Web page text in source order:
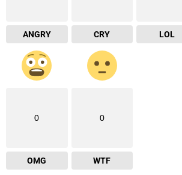
ANGRY CRY LOL
0
OMG
0
WTF